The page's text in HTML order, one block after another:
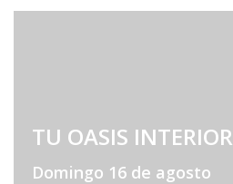
TU OASIS INTERIOR
Domingo 16 de agosto